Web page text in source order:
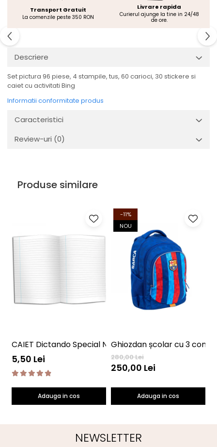
Transport Gratuit
La comenzile peste 350 RON
Livrare rapida
Curierul ajunge la tine in 24/48
de ore.
Descriere
Set pictura 96 piese, 4 stampile, tus, 60 carioci, 30 stickere si
caiet cu activitati Bing
Informatii conformitate produs
Caracteristici
Review-uri (0)
Produse similare
CAIET Dictando Special NumLit CD
5,50 Lei
Adauga in cos
-11%
NOU
280,00 Lei
250,00 Lei
Adauga in cos
NEWSLETTER